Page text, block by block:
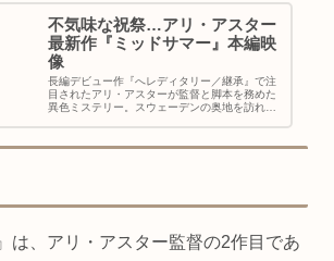
不気味な祝祭…アリ・アスター
最新作『ミッドサマー』本編映
像
長編デビュー作『へレディタリー／継承』で注
目されたアリ・アスターが監督と脚本を務めた
異色ミステリー。スウェーデンの奥地を訪れた
ローレンス・ピューが演じ、『ロ...
は、アリ・アスター監督の2作目であ